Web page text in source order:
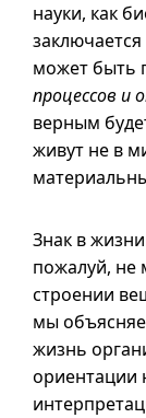
науки, как
может быть
процессов и
верным
живут не в
Знак в
пожалуй, не
строении
мы
жизнь
ориентации